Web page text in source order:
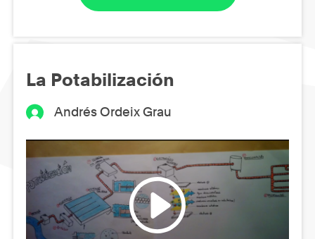
La Potabilización
Andrés Ordeix Grau